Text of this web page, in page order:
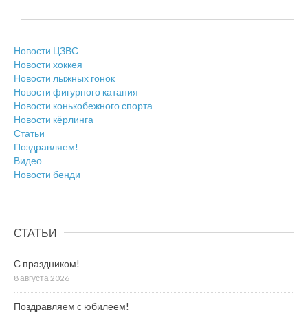
Новости ЦЗВС
Новости хоккея
Новости лыжных гонок
Новости фигурного катания
Новости конькобежного спорта
Новости кёрлинга
Статьи
Поздравляем!
Видео
Новости бенди
СТАТЬИ
С праздником!
8 августа 2026
Поздравляем с юбилеем!